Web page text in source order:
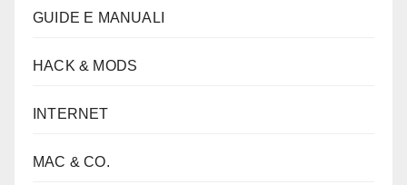
GUIDE E MANUALI
HACK & MODS
INTERNET
MAC & CO.